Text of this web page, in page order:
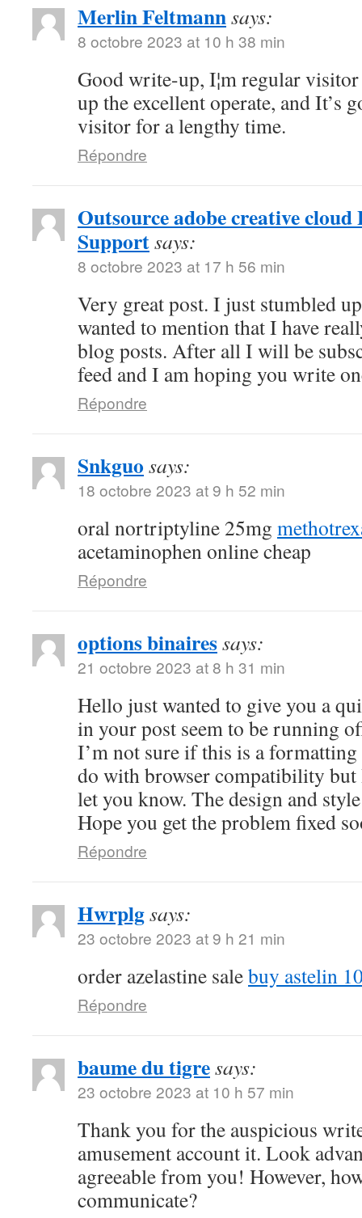
Merlin Feltmannsays:
8 octobre 2023 at 10 h 38 min
Good write-up, I¦m regular visitor
up the excellent operate, and It’s
visitor for a lengthy time.
Répondre
Outsource adobe creative
Supportsays:
8 octobre 2023 at 17 h 56 min
Very great post. I just stumbled
wanted to mention that I have
blog posts. After all I will be
feed and I am hoping you write
Répondre
Snkguo says:
18 octobre 2023 at 9 h 52 min
oral nortriptyline 25mg
acetaminophen online cheap
Répondre
options binairessays:
21 octobre 2023 at 8 h 31 min
Hello just wanted to give you a
in your post seem to be running
I’m not sure if this is a
do with browser compatibility
let you know. The design and
Hope you get the problem fixed
Répondre
Hwrplgsays:
23 octobre 2023 at 9 h 21 min
order azelastine salebuy astelin
Répondre
baume du tigresays:
23 octobre 2023 at 10 h 57 min
Thank you for the auspicious
amusement account it. Look
agreeable from you! However,
communicate?